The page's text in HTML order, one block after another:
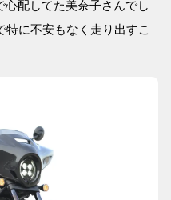
配してた美奈子さんでし
に不安もなく走り出すこ